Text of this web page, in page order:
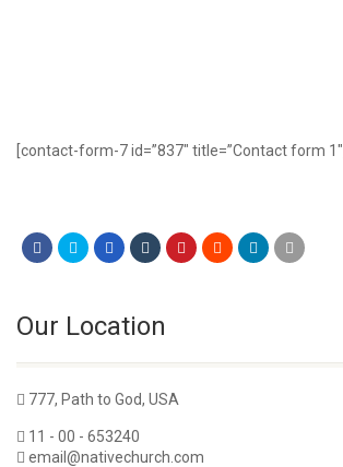
[contact-form-7 id=”837″ title=”Contact form 1″]
Our Location
777, Path to God, USA
11 - 00 - 653240
email@nativechurch.com